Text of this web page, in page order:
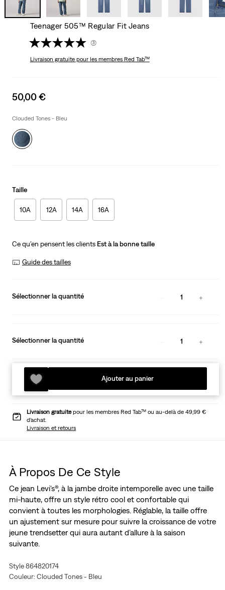
Teenager 505™ Regular Fit Jeans
(3)
Livraison gratuitepour les membres Red Tab™
Sale
is
50,00 €
Clouded Tones - Bleu
Taille
10A 12A 14A 16A
Ce qu’en pensent les clients Est à la bonne taille
Guide des tailles
Sélectionner la quantité 1
Sélectionner la quantité 1
Ajouter au panier
Livraison gratuitepour les membres Red Tab™ ou au-delà de 49,99 €
d’achat.
Livraison et retours
À Propos De Ce Style
Ce jean Levi's®, à la jambe droite intemporelle avec une taille
mi-haute, offre un style rétro cool et confortable qui
convient à toutes les morphologies. Réglable, la taille offre
un ajustement sur mesure pour suivre la croissance de votre
jeune trendsetter qui aura autant d’allure à la saison
suivante.
Style 864820174
Couleur: Clouded Tones - Bleu